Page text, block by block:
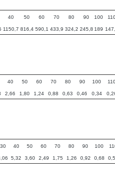
40 50 60 70 80 90 100
1150,7 816,4 590,1 433,9 324,2 245,8 189
40 50 60 70 80 90 100
2,66 1,80 1,24 0,88 0,63 0,46 0,34
30 40 50 60 70 80 90 100
5,32 3,60 2,49 1,75 1,26 0,92 0,68